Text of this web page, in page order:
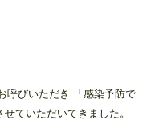
呼びいただき 「感染予防で
ていただいてきました。